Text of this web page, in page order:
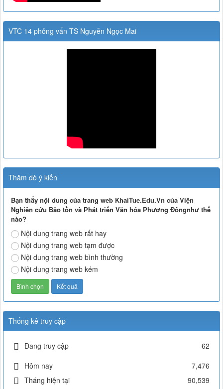
VTC 14 phỏng vấn TS Nguyễn Ngọc Mai
Thăm dò ý kiến
Bạn thấy nội dung của trang web KhaiTue.Edu.Vn của Viện
Nghiên cứu Bảo tồn và Phát triển Văn hóa Phương Đôngnhư thế
nào?
Nội dung trang web rất hay
Nội dung trang web tạm được
Nội dung trang web bình thường
Nội dung trang web kém
Thống kê truy cập
Đang truy cập
62
Hôm nay
7,476
Tháng hiện tại
90,539